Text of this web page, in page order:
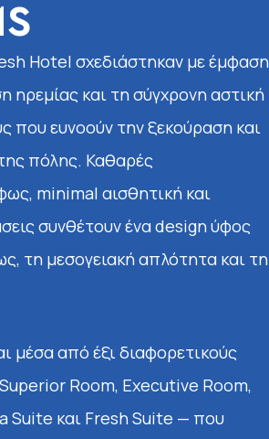
Hotel σχεδιάστηκαν με έμφαση
ηρεμίας και τη σύγχρονη αστική
που ευνοούν την ξεκούραση και
πόλης. Καθαρές
minimal αισθητική και
συνθέτουν ένα design ύφος
τη μεσογειακή απλότητα και τη
μέσα από έξι διαφορετικούς
Room, Executive Room,
Suite και Fresh Suite — που
Room
Περισσότερα